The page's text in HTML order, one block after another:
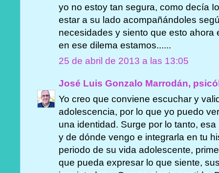
yo no estoy tan segura, como decía
estar a su lado acompañándoles
necesidades y siento que esto ahora
en ese dilema estamos......
25 de abril de 2013 a las 13:05
José Luis Gonzalo Marrodán,
Yo creo que conviene escuchar y
adolescencia, por lo que yo puedo
una identidad. Surge por lo tanto,
y de dónde vengo e integrarla en tu
periodo de su vida adolescente,
que pueda expresar lo que siente,